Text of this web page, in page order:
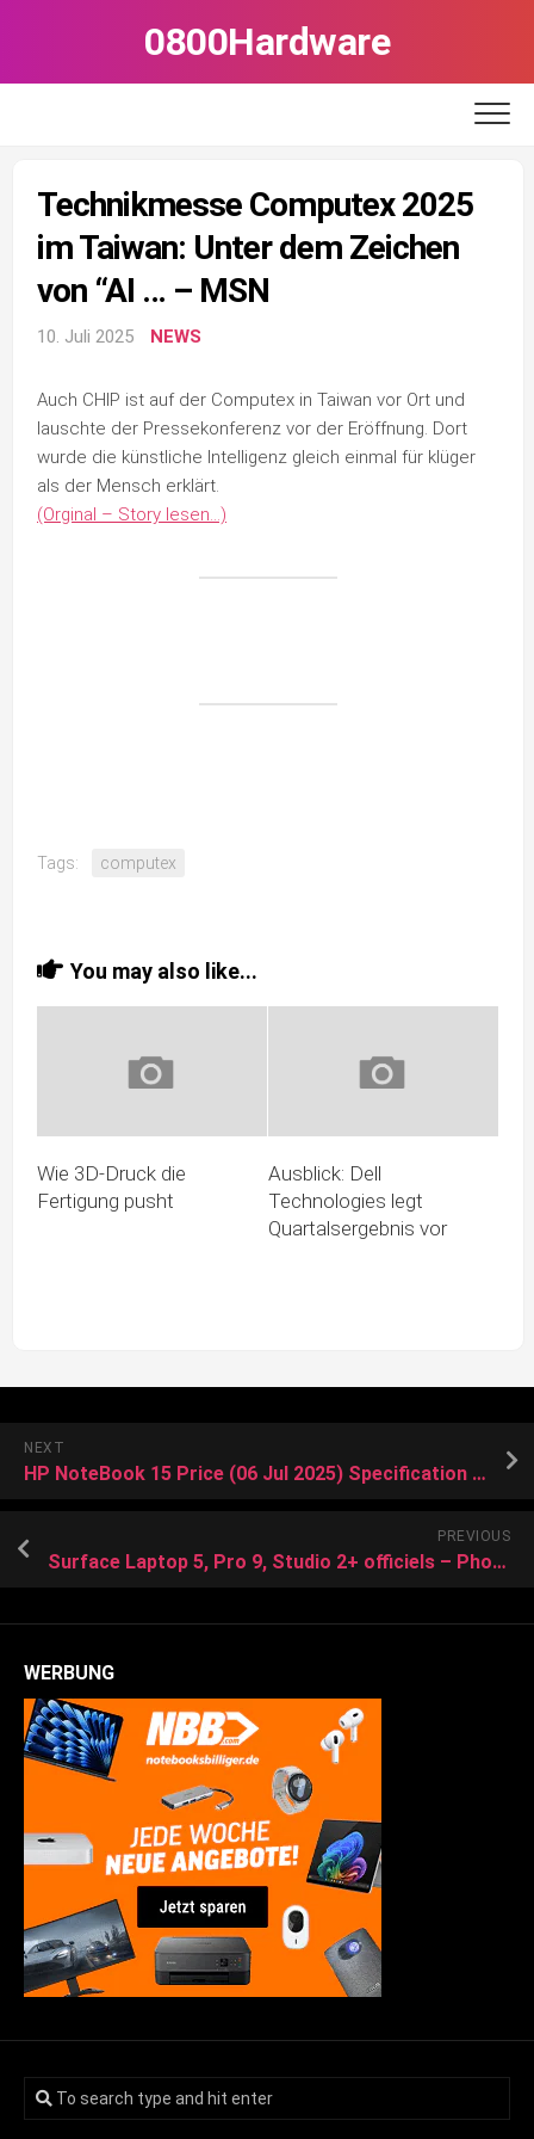
0800Hardware
Technikmesse Computex 2025
im Taiwan: Unter dem Zeichen
von “AI … – MSN
10. Juli 2025 NEWS
Auch CHIP ist auf der Computex in Taiwan vor Ort und
lauschte der Pressekonferenz vor der Eröffnung. Dort
wurde die künstliche Intelligenz gleich einmal für klüger
als der Mensch erklärt.
(Orginal – Story lesen…)
Tags: computex
You may also like...
Wie 3D-Druck die
Fertigung pusht
Ausblick: Dell
Technologies legt
Quartalsergebnis vor
NEXT
HP NoteBook 15 Price (06 Jul 2025) Specification & Reviews । HP Laptops
PREVIOUS
Surface Laptop 5, Pro 9, Studio 2+ officiels – PhonAndroid
WERBUNG